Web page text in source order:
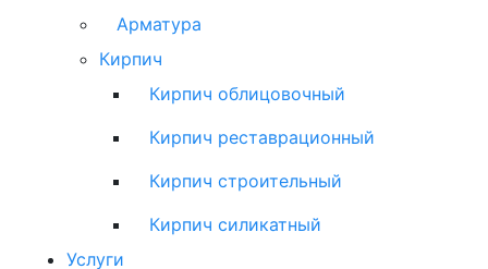
Арматура
Кирпич
Кирпич облицовочный
Кирпич реставрационный
Кирпич строительный
Кирпич силикатный
Услуги